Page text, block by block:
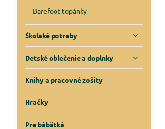
Barefoot topánky
Školské potreby
Detské oblečenie a doplnky
Knihy a pracovné zošity
Hračky
Pre bábätká